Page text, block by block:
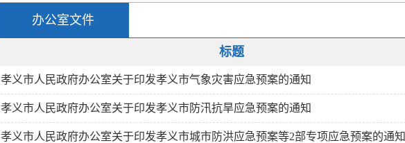
办公室文件
标题
孝义市人民政府办公室关于印发孝义市气象灾害应急预案的通知
孝义市人民政府办公室关于印发孝义市防汛抗旱应急预案的通知
孝义市人民政府办公室关于印发孝义市城市防洪应急预案等2部专项应急预案的通知